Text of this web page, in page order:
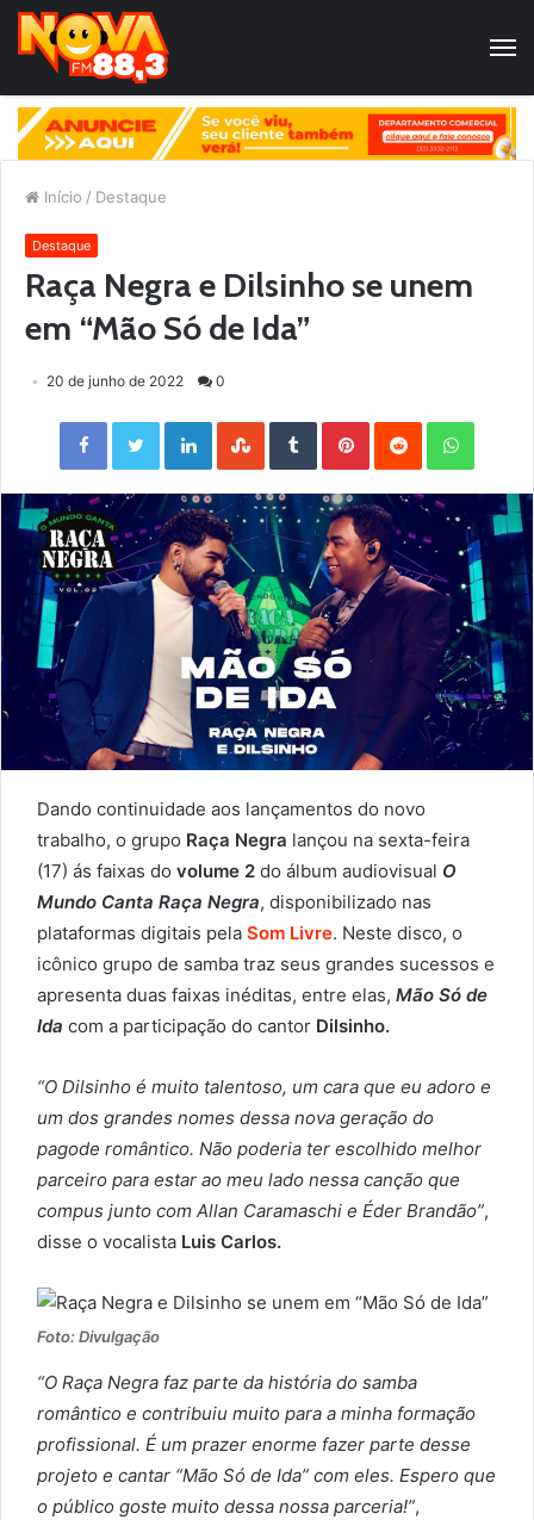
Início / Destaque
Destaque
Raça Negra e Dilsinho se unem
em “Mão Só de Ida”
20 de junho de 2022 0
Facebook Twitter LinkedIn StumbleUpon Tumblr Pinterest Reddit
Dando continuidade aos lançamentos do novo
trabalho, o grupo Raça Negra lançou na sexta-feira
(17) ás faixas do volume 2 do álbum audiovisual O
Mundo Canta Raça Negra, disponibilizado nas
plataformas digitais pela Som Livre. Neste disco, o
icônico grupo de samba traz seus grandes sucessos e
apresenta duas faixas inéditas, entre elas, Mão Só de
Ida com a participação do cantor Dilsinho.
“O Dilsinho é muito talentoso, um cara que eu adoro e
um dos grandes nomes dessa nova geração do
pagode romântico. Não poderia ter escolhido melhor
parceiro para estar ao meu lado nessa canção que
compus junto com Allan Caramaschi e Éder Brandão”,
disse o vocalista Luis Carlos.
Foto: Divulgação
“O Raça Negra faz parte da história do samba
romântico e contribuiu muito para a minha formação
profissional. É um prazer enorme fazer parte desse
projeto e cantar “Mão Só de Ida” com eles. Espero que
o público goste muito dessa nossa parceria!”,